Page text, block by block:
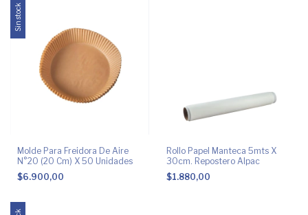
Sin stock
Molde Para Freidora De Aire
N°20 (20 Cm) X 50 Unidades
$6.900,00
Rollo Papel Manteca 5mts X
30cm. Repostero Alpac
$1.880,00